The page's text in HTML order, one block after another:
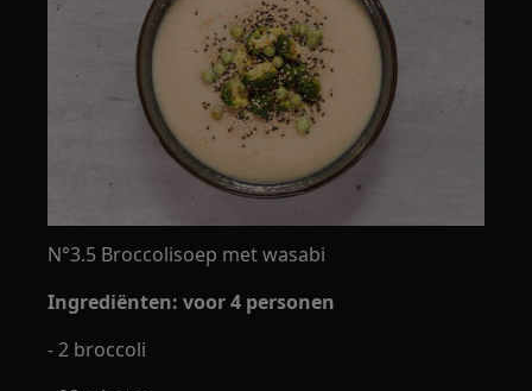
N°3.5 Broccolisoep met wasabi
Ingrediënten: voor 4 personen
- 2 broccoli